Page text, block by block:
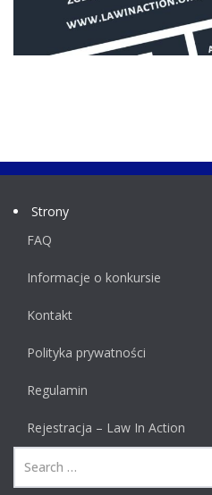
Strony
FAQ
Informacje o konkursie
Kontakt
Polityka prywatności
Regulamin
Rejestracja – Law In Action